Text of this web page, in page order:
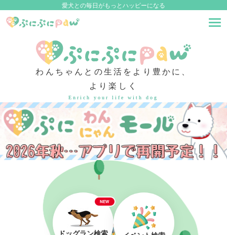
愛犬との毎日がもっとハッピーになる
わんちゃんとの生活をより豊かに、
より楽しく
Enrich your life with dog
NEW
ドッグラン検索